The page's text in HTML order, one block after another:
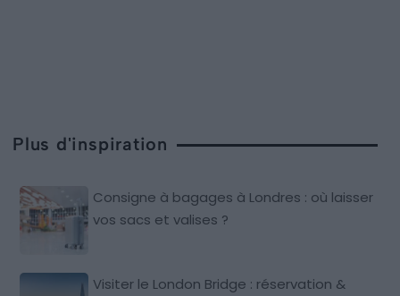
Plus d'inspiration
Consigne à bagages à Londres : où laisser
vos sacs et valises ?
Visiter le London Bridge : réservation &